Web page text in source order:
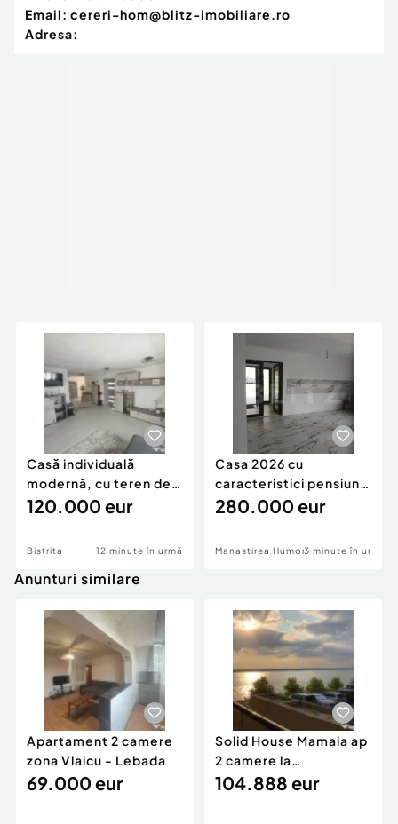
Email: cereri-hom@blitz-imobiliare.ro
Adresa:
Casă individuală
modernă, cu teren de
1.356 mp – la doa
120.000 eur
Bistrita 12 minute în urmă
Casa 2026 cu
caracteristici pensiune
280k
280.000 eur
Manastirea Humorului3 minute în urmă
Anunturi similare
Apartament 2 camere
zona Vlaicu - Lebada
69.000 eur
Solid House Mamaia ap
2 camere la
cheie,langa Mega
104.888 eur